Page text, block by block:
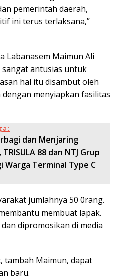
pemerintah daerah,
ini terus terlaksana,”
Labanasem Maimun Ali
antusias untuk
hal itu disambut oleh
menyiapkan fasilitas
dan Menjaring
88 dan NTJ Grup
Warga Terminal Type C
jumlahnya 50 0rang.
membuat lapak.
dipromosikan di media
tambah Maimun, dapat
baru.